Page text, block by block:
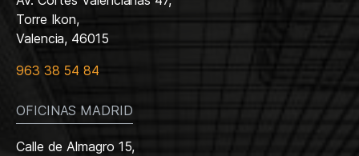
Torre Ikon,
Valencia, 46015
963 38 54 84
OFICINAS MADRID
Calle de Almagro 15,